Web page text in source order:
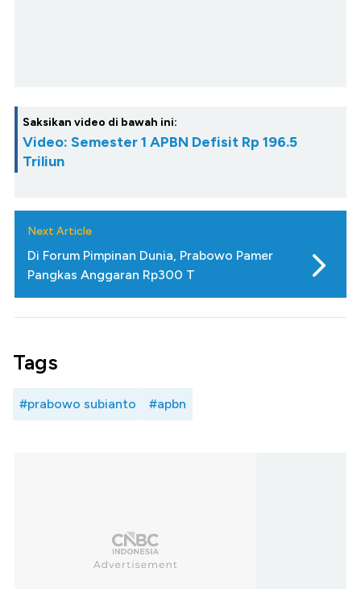
Saksikan video di bawah ini:
Video: Semester 1 APBN Defisit Rp 196.5
Triliun
Next Article
Di Forum Pimpinan Dunia, Prabowo Pamer
Pangkas Anggaran Rp300 T
Tags
#prabowo subianto #apbn